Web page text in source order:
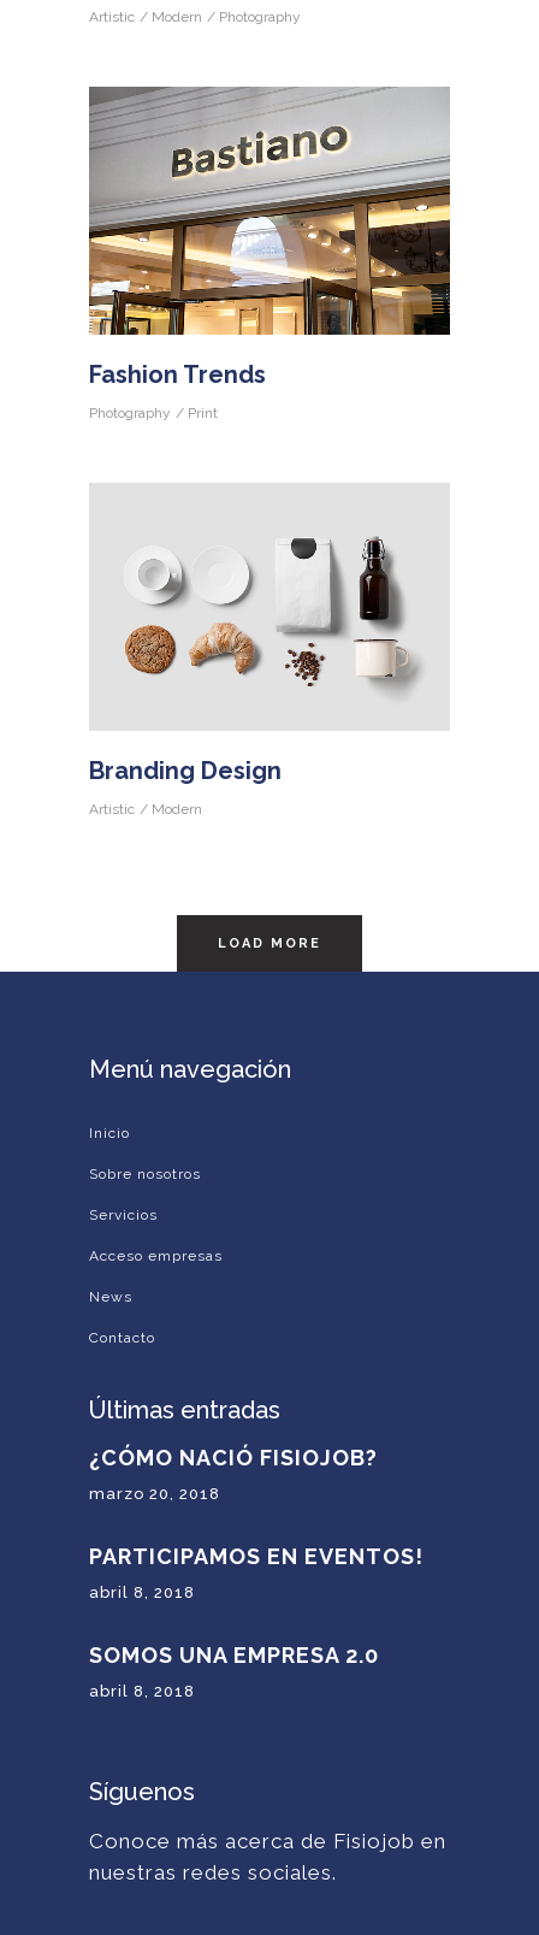
Artistic Modern Photography
Fashion Trends
Photography Print
Branding Design
Artistic Modern
LOAD MORE
Menú navegación
Inicio
Sobre nosotros
Servicios
Acceso empresas
News
Contacto
Últimas entradas
¿CÓMO NACIÓ FISIOJOB?
marzo 20, 2018
PARTICIPAMOS EN EVENTOS!
abril 8, 2018
SOMOS UNA EMPRESA 2.0
abril 8, 2018
Síguenos
Conoce más acerca de Fisiojob en
nuestras redes sociales.